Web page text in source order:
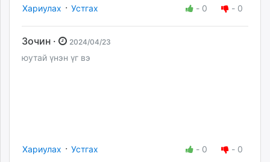
Хариулах · Устгах - 0 - 0
Зочин · 2024/04/23
юутай үнэн үг вэ
Хариулах · Устгах - 0 - 0